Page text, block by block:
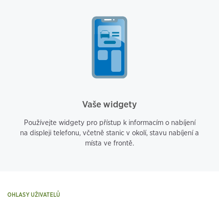
Vaše widgety
Používejte widgety pro přístup k informacím o nabíjení
na displeji telefonu, včetně stanic v okolí, stavu nabíjení a
místa ve frontě.
OHLASY UŽIVATELŮ